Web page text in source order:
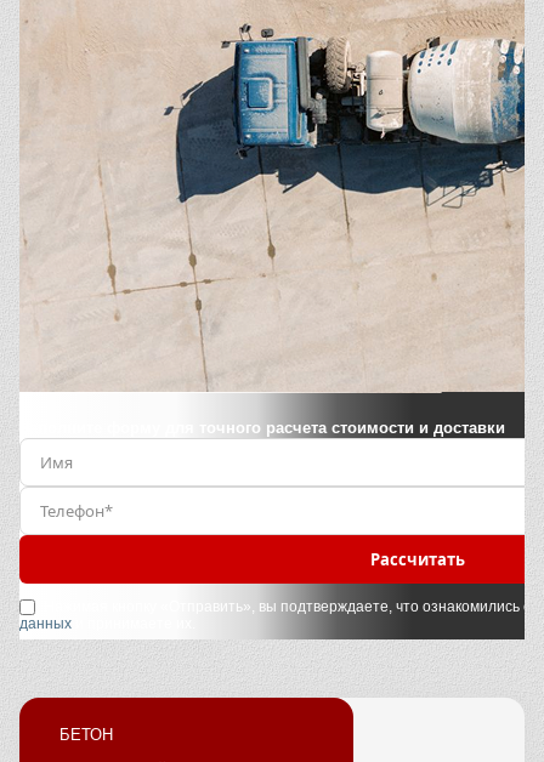
Заполните форму для точного расчета стоимости и доставки
Рассчитать
Нажимая кнопку «Отправить», вы подтверждаете, что ознакомились с
данных
БЕТОН